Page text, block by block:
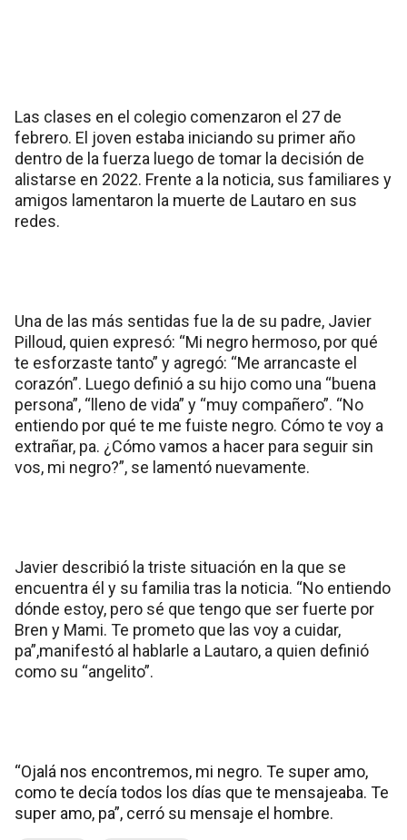
Las clases en el colegio comenzaron el 27 de
febrero. El joven estaba iniciando su primer año
dentro de la fuerza luego de tomar la decisión de
alistarse en 2022. Frente a la noticia, sus familiares y
amigos lamentaron la muerte de Lautaro en sus
redes.
Una de las más sentidas fue la de su padre, Javier
Pilloud, quien expresó: “Mi negro hermoso, por qué
te esforzaste tanto” y agregó: “Me arrancaste el
corazón”. Luego definió a su hijo como una “buena
persona”, “lleno de vida” y “muy compañero”. “No
entiendo por qué te me fuiste negro. Cómo te voy a
extrañar, pa. ¿Cómo vamos a hacer para seguir sin
vos, mi negro?”, se lamentó nuevamente.
Javier describió la triste situación en la que se
encuentra él y su familia tras la noticia. “No entiendo
dónde estoy, pero sé que tengo que ser fuerte por
Bren y Mami. Te prometo que las voy a cuidar,
pa”,manifestó al hablarle a Lautaro, a quien definió
como su “angelito”.
“Ojalá nos encontremos, mi negro. Te super amo,
como te decía todos los días que te mensajeaba. Te
super amo, pa”, cerró su mensaje el hombre.